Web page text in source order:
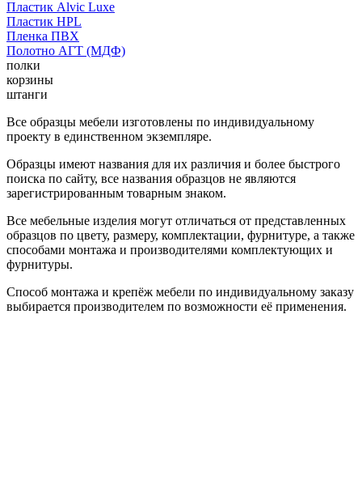
Пластик Alvic Luxe
Пластик HPL
Пленка ПВХ
Полотно АГТ (МДФ)
полки
корзины
штанги
Все образцы мебели изготовлены по индивидуальному
проекту в единственном экземпляре.
Образцы имеют названия для их различия и более быстрого
поиска по сайту, все названия образцов не являются
зарегистрированным товарным знаком.
Все мебельные изделия могут отличаться от представленных
образцов по цвету, размеру, комплектации, фурнитуре, а также
способами монтажа и производителями комплектующих и
фурнитуры.
Способ монтажа и крепёж мебели по индивидуальному заказу
выбирается производителем по возможности её применения.